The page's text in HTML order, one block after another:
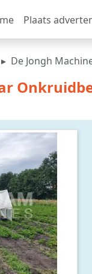
Plaats
De Jongh